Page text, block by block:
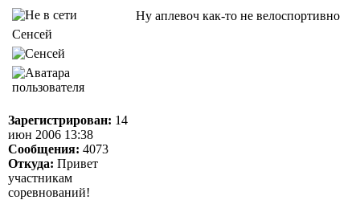
Сенсей
Зарегистрирован: 14
июн 2006 13:38
Сообщения: 4073
Откуда: Привет
участникам
соревнований!
Ну аплевоч как-то не велоспортивно